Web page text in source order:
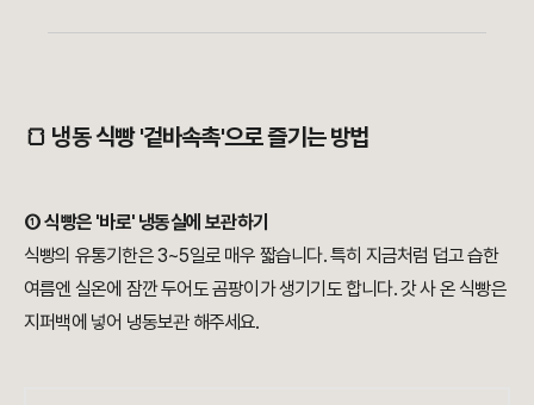
🍞 냉동 식빵 '겉바속촉'으로 즐기는 방법
① 식빵은 '바로' 냉동실에 보관하기
식빵의 유통기한은 3~5일로 매우 짧습니다. 특히 지금처럼 덥고 습한
여름엔 실온에 잠깐 두어도 곰팡이가 생기기도 합니다. 갓 사 온 식빵은
지퍼백에 넣어 냉동보관 해주세요.